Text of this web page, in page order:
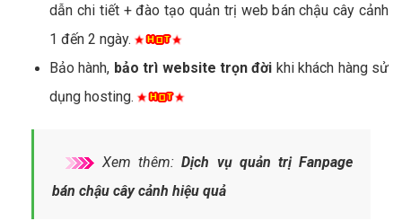
dẫn chi tiết + đào tạo quản trị web bán chậu cây cảnh
1 đến 2 ngày.
Bảo hành, bảo trì website trọn đời khi khách hàng sử
dụng hosting.
Xem thêm:Dịch vụ quản trị Fanpage
bán chậu cây cảnh hiệu quả